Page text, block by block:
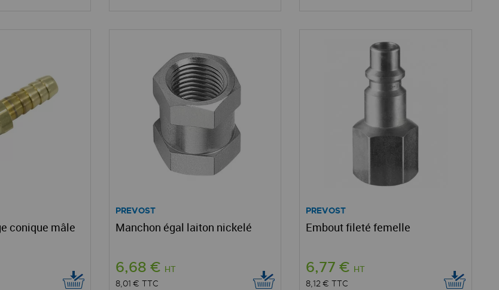
conique mâle
PREVOST
Manchon égal laiton nickelé
6,68 € HT
8,01 € TTC
PREVOST
Embout fileté femelle
6,77 € HT
8,12 €TTC